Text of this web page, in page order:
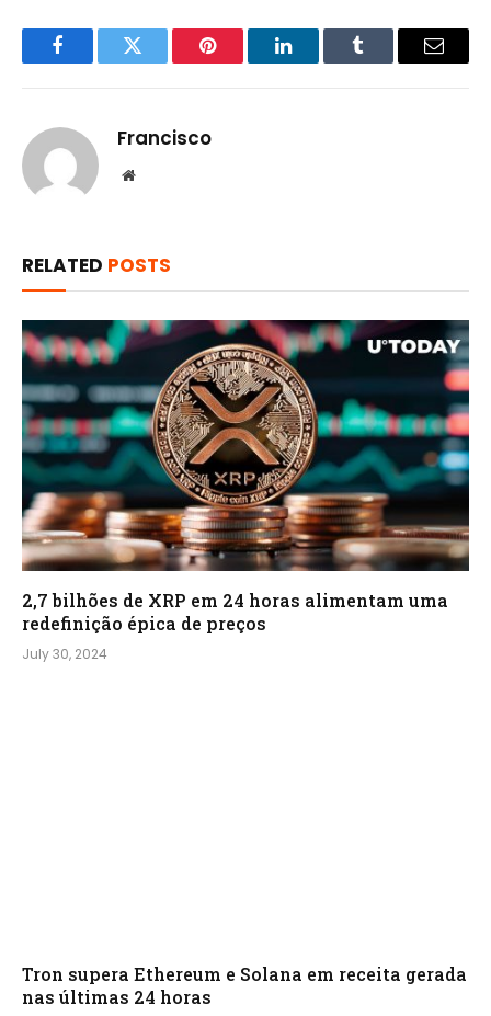
FacebookTwitter Pinterest LinkedInTumblr Email
Francisco
Website
RELATED POSTS
2,7 bilhões de XRP em 24 horas alimentam uma
redefinição épica de preços
July 30, 2024
Tron supera Ethereum e Solana em receita gerada
nas últimas 24 horas